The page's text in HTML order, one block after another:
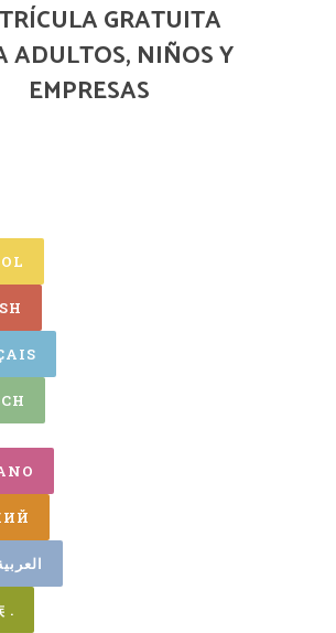
GRATUITA
ADULTOS, NIÑOS Y
EMPRESAS
.